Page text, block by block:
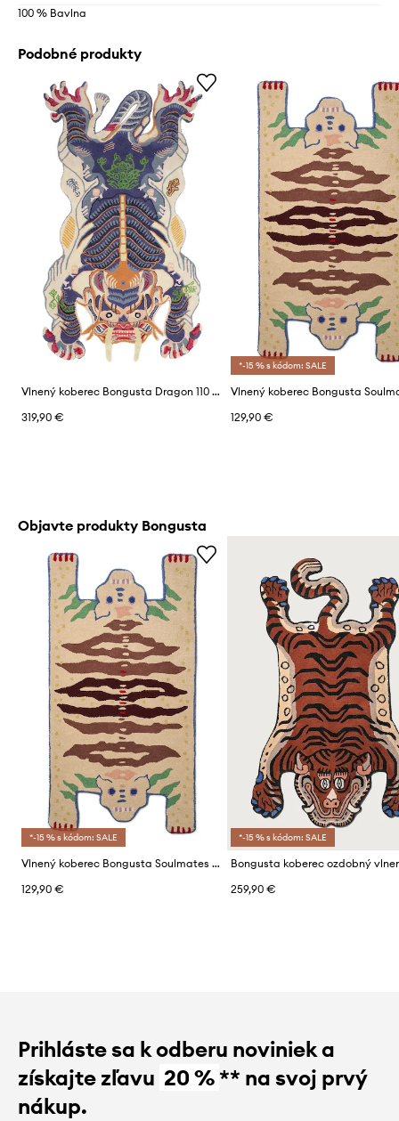
100 % Bavlna
Podobné produkty
Vlnený koberec Bongusta Dragon 110 x 200 cm
319,90 €
*-15 % s kódom: SALE
129,90 €
Objavte produkty Bongusta
*-15 % s kódom: SALE
Vlnený koberec Bongusta Soulmates 70 x 120 cm
129,90 €
*-15 % s kódom: SALE
259,90 €
Prihláste sa k odberu noviniek a
získajte zľavu 20 %** na svoj prvý
nákup.